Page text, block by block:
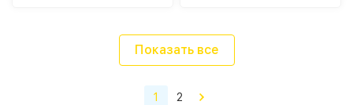
Показать все
1 2